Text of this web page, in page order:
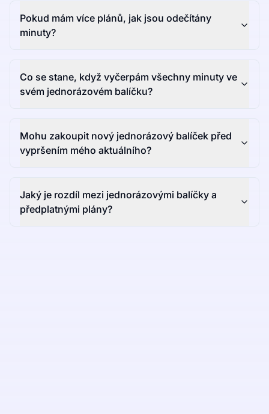
Pokud mám více plánů, jak jsou odečítány
minuty?
Co se stane, když vyčerpám všechny minuty ve
svém jednorázovém balíčku?
Mohu zakoupit nový jednorázový balíček před
vypršením mého aktuálního?
Jaký je rozdíl mezi jednorázovými balíčky a
předplatnými plány?